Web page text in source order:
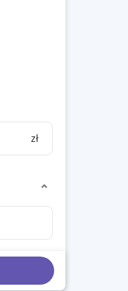
zł